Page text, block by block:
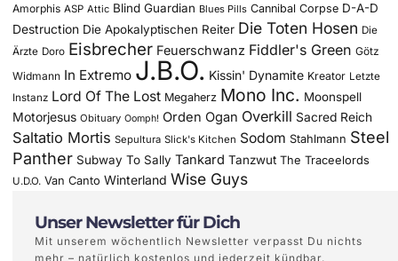
Amorphis ASP Attic Blind Guardian Blues Pills Cannibal Corpse D-A-D
Destruction Die Apokalyptischen Reiter Die Toten Hosen Die
Ärzte Doro Eisbrecher Feuerschwanz Fiddler's Green Götz
Widmann In Extremo J.B.O. Kissin' Dynamite Kreator Letzte
Instanz Lord Of The Lost Megaherz Mono Inc. Moonspell
Motorjesus Obituary Oomph! Orden Ogan Overkill Sacred Reich
Saltatio Mortis Sepultura Slick's Kitchen Sodom Stahlmann Steel
Panther Subway To Sally Tankard Tanzwut The Traceelords
U.D.O. Van Canto Winterland Wise Guys
Unser Newsletter für Dich
Mit unserem wöchentlich Newsletter verpasst Du nichts
mehr – natürlich kostenlos und jederzeit kündbar.